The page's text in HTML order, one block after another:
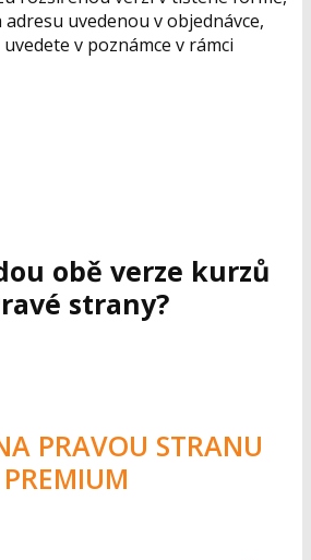
uvedenou v objednávce,
v poznámce v rámci
obě verze kurzů
strany?
PRAVOU STRANU
PREMIUM